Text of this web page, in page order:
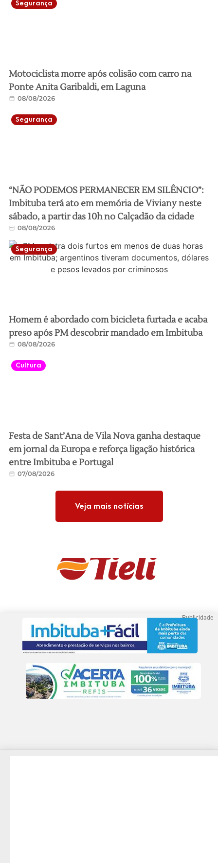
Segurança
Motociclista morre após colisão com carro na
Ponte Anita Garibaldi, em Laguna
08/08/2026
Segurança
“NÃO PODEMOS PERMANECER EM SILÊNCIO”:
Imbituba terá ato em memória de Viviany neste
sábado, a partir das 10h no Calçadão da cidade
08/08/2026
Segurança
Homem é abordado com bicicleta furtada e acaba
preso após PM descobrir mandado em Imbituba
08/08/2026
Cultura
Festa de Sant’Ana de Vila Nova ganha destaque
em jornal da Europa e reforça ligação histórica
entre Imbituba e Portugal
07/08/2026
Veja mais notícias
Publicidade